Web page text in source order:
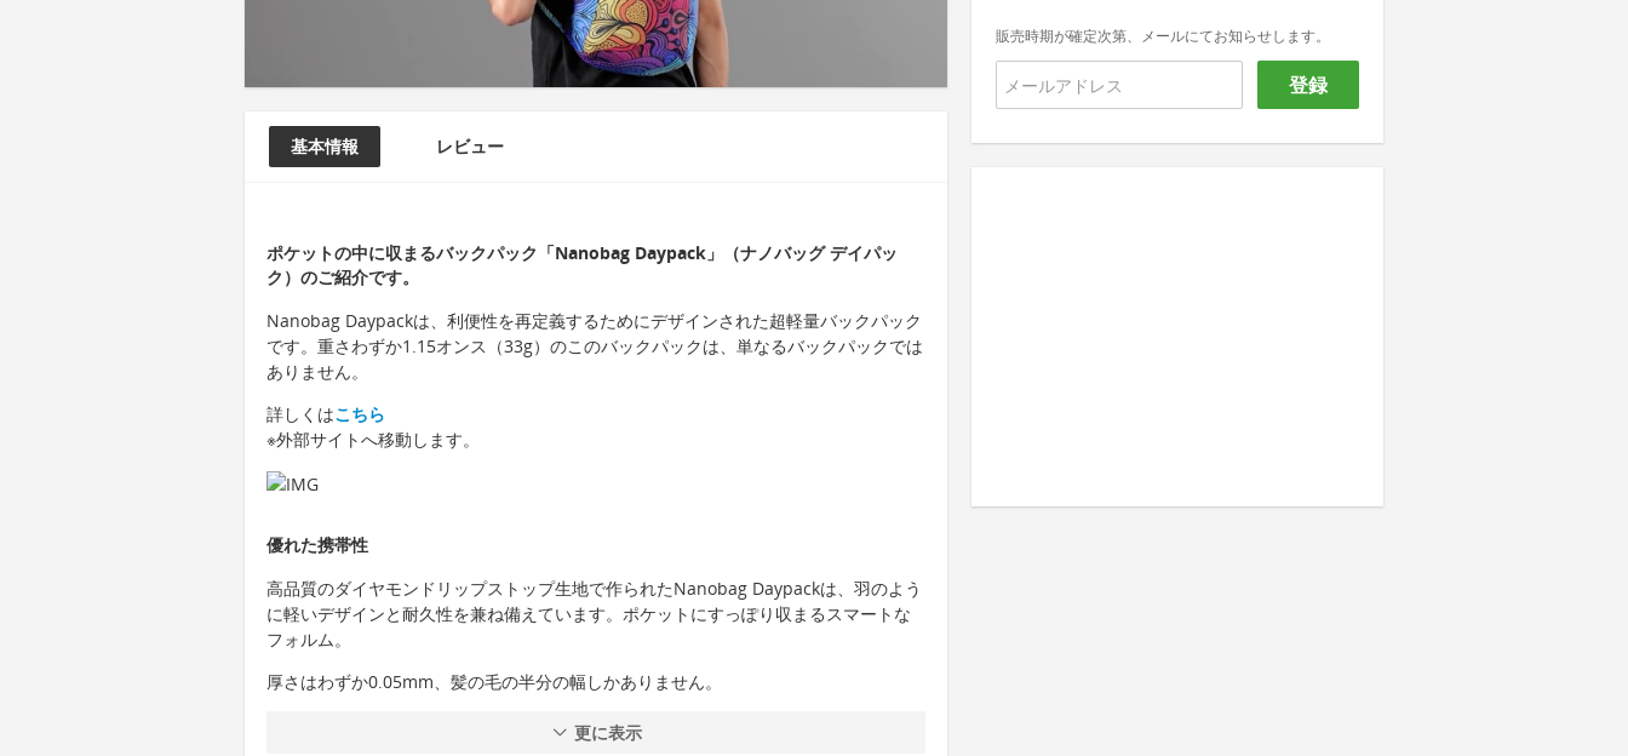
基本情報 レビュー
ポケットの中に収まるバックパック「Nanobag Daypack」（ナノバッグ デイパッ
ク）のご紹介です。
Nanobag Daypackは、利便性を再定義するためにデザインされた超軽量バックパック
です。重さわずか1.15オンス（33g）のこのバックパックは、単なるバックパックでは
ありません。
詳しくはこちら
※外部サイトへ移動します。
優れた携帯性
高品質のダイヤモンドリップストップ生地で作られたNanobag Daypackは、羽のよう
に軽いデザインと耐久性を兼ね備えています。ポケットにすっぽり収まるスマートな
フォルム。
厚さはわずか0.05mm、髪の毛の半分の幅しかありません。
更に表示
販売時期が確定次第、メールにてお知らせします。
登録